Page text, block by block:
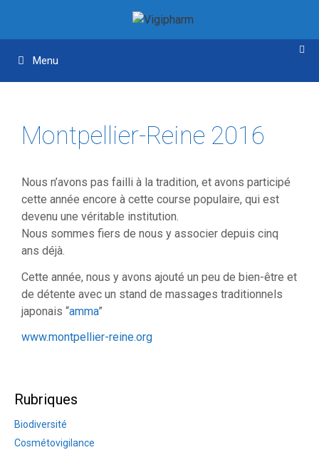
contenu
contenu
Menu
Montpellier-Reine 2016
Nous n’avons pas failli à la tradition, et avons participé
cette année encore à cette course populaire, qui est
devenu une véritable institution.
Nous sommes fiers de nous y associer depuis cinq
ans déjà.
Cette année, nous y avons ajouté un peu de bien-être et
de détente avec un stand de massages traditionnels
japonais “amma”
www.montpellier-reine.org
Rubriques
Biodiversité
Cosmétovigilance